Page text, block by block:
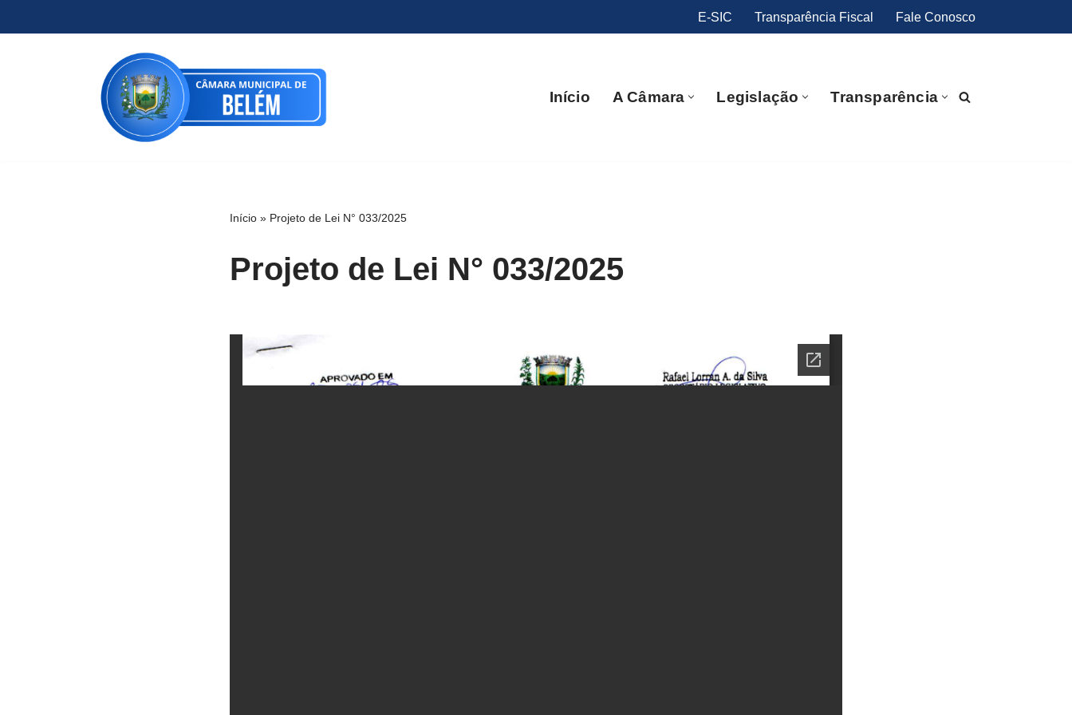
E-SIC Transparência Fiscal Fale Conosco
Início A Câmara Legislação Transparência
Início » Projeto de Lei N° 033/2025
Projeto de Lei N° 033/2025